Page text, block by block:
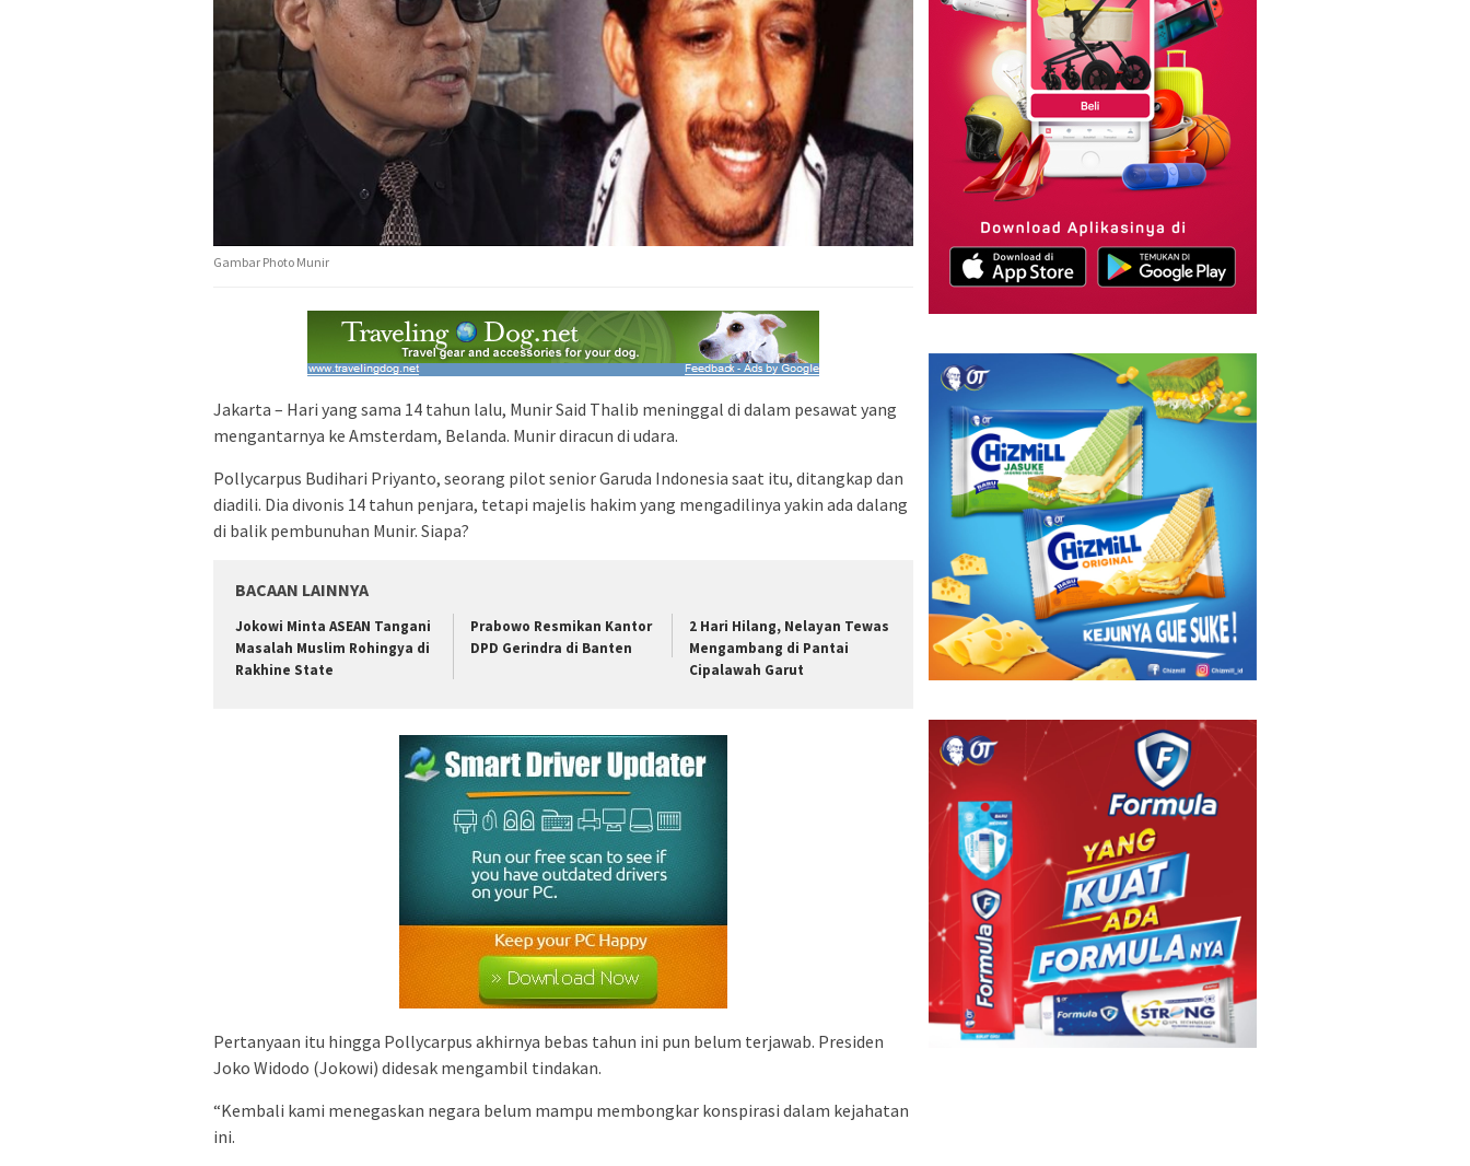
Gambar Photo Munir
Jakarta – Hari yang sama 14 tahun lalu, Munir Said Thalib meninggal di dalam pesawat yang
mengantarnya ke Amsterdam, Belanda. Munir diracun di udara.
Pollycarpus Budihari Priyanto, seorang pilot senior Garuda Indonesia saat itu, ditangkap dan
diadili. Dia divonis 14 tahun penjara, tetapi majelis hakim yang mengadilinya yakin ada dalang
di balik pembunuhan Munir. Siapa?
BACAAN LAINNYA
Jokowi Minta ASEAN Tangani
Masalah Muslim Rohingya di
Rakhine State
Prabowo Resmikan Kantor
DPD Gerindra di Banten
2 Hari Hilang, Nelayan Tewas
Mengambang di Pantai
Cipalawah Garut
Pertanyaan itu hingga Pollycarpus akhirnya bebas tahun ini pun belum terjawab. Presiden
Joko Widodo (Jokowi) didesak mengambil tindakan.
“Kembali kami menegaskan negara belum mampu membongkar konspirasi dalam kejahatan
ini.